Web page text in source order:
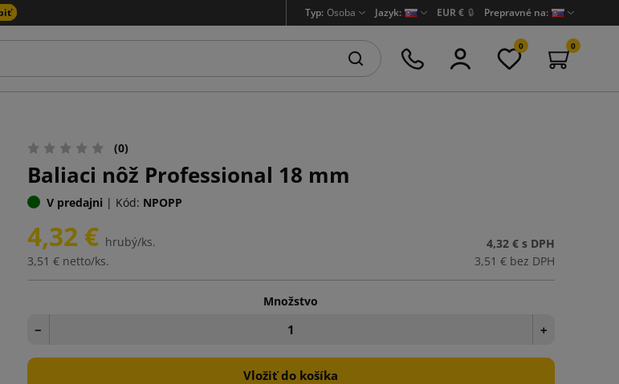
Typ: Osoba Jazyk: EUR € 🔒 Prepravné na:
0 0
(0)
Baliaci nôž Professional 18 mm
V predajni | Kód: NPOPP
4,32 € hrubý/ks.
3,51 € netto/ks.
4,32 € s DPH
3,51 € bez DPH
Množstvo
− +
Vložiť do košíka